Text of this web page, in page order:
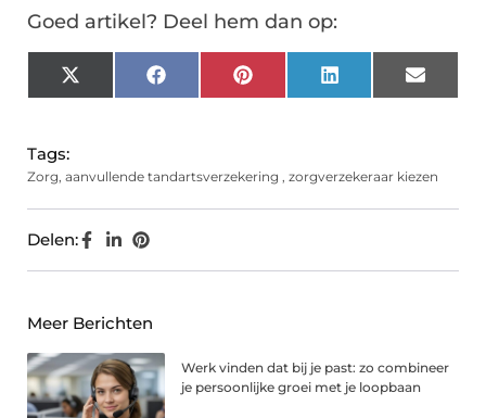
Goed artikel? Deel hem dan op:
X
(Twitter)
FacebookPinterest LinkedIn Email
Tags:
Zorg, aanvullende tandartsverzekering , zorgverzekeraar kiezen
Delen:
Meer Berichten
Werk vinden dat bij je past: zo combineer
je persoonlijke groei met je loopbaan